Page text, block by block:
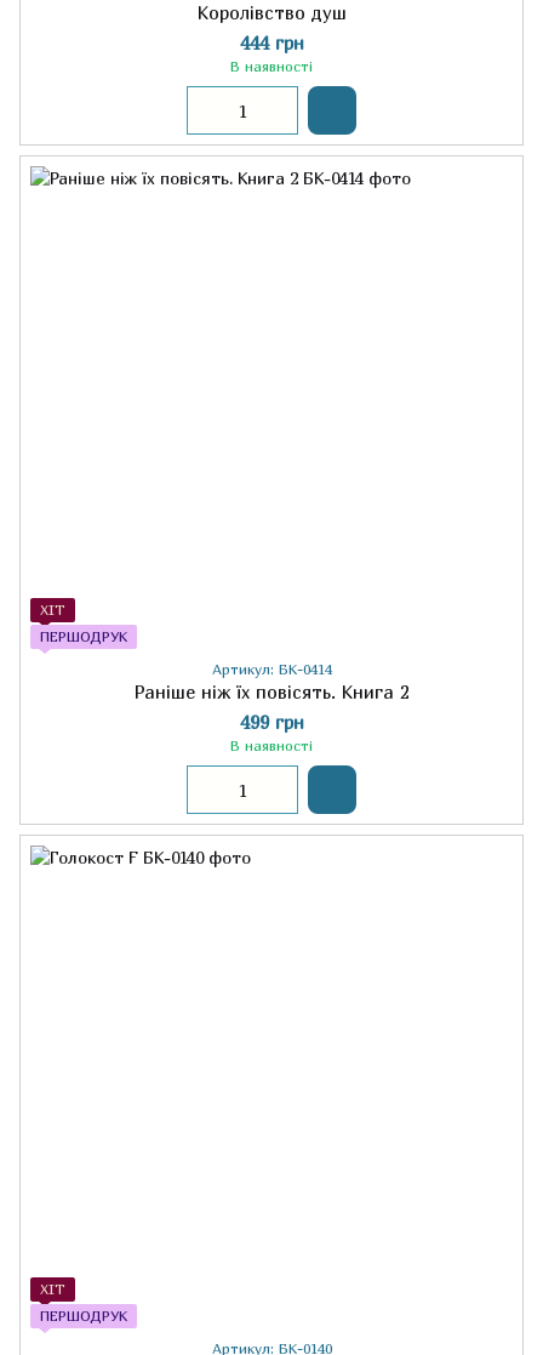
Королівство душ
444 грн
В наявності
ХІТ
ПЕРШОДРУК
Артикул: БК-0414
Раніше ніж їх повісять. Книга 2
499 грн
В наявності
ХІТ
ПЕРШОДРУК
Артикул: БК-0140